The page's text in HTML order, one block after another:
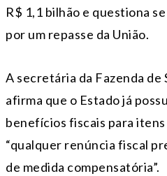
R$ 1,1 bilhão e questiona
por um repasse da União.
A secretária da Fazenda de
afirma que o Estado já
benefícios fiscais para itens
“qualquer renúncia fiscal
de medida compensatória”.